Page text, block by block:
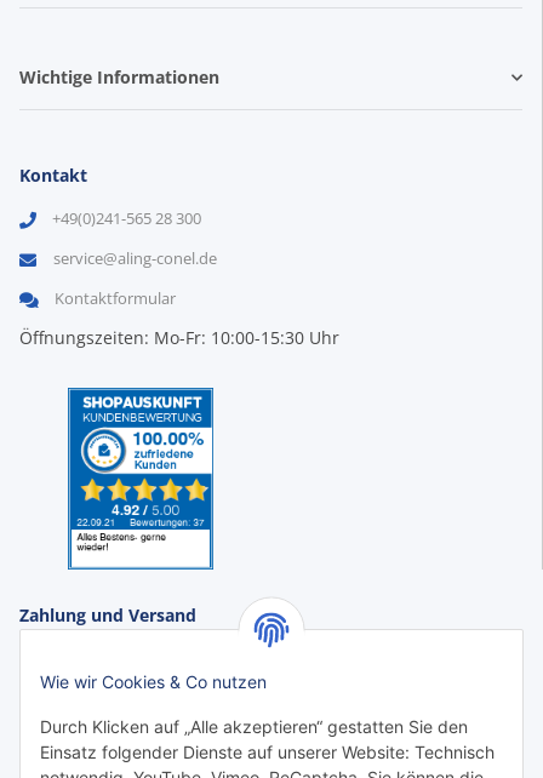
Wie wir Cookies & Co nutzen
Durch Klicken auf „Alle akzeptieren“ gestatten Sie den
Einsatz folgender Dienste auf unserer Website: Technisch
Wichtige Informationen
Kontakt
+49(0)241-565 28 300
service@aling-conel.de
Kontaktformular
Öffnungszeiten: Mo-Fr: 10:00-15:30 Uhr
Zahlung und Versand